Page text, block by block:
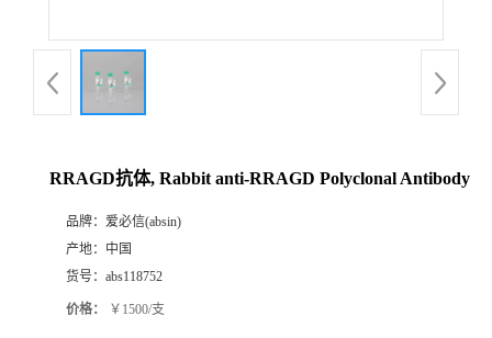
RRAGD抗体, Rabbit anti-RRAGD Polyclonal Antibody
品牌： 爱必信(absin)
产地： 中国
货号： abs118752
价格： ￥1500/支